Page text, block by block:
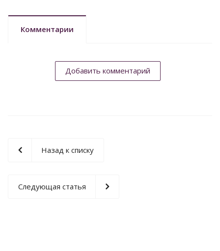
Комментарии
Добавить комментарий
Назад к списку
Следующая статья